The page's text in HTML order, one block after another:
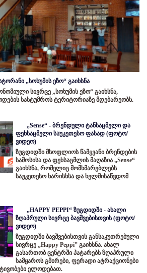
„სოხუმის ეზო“ გაიხსნა
სივრცე „სოხუმის ეზო“ გაიხსნა,
სასტუმროს ტერიტორიაზე მდებარეობს.
„Sense“ - ბრენდული ტანსაცმელი და
ფეხსაცმელი საუკეთესო ფასად (ფოტო/
ვიდეო)
ზუგდიდში მსოფლიოს წამყვანი ბრენდების
სამოსისა და ფეხსაცმლის მაღაზია „Sense“
გაიხსნა, რომელიც მომხმარებლებს
საუკეთესო ხარისხსა და ხელმისაწვდომ
„HAPPY PEPPI“ ზუგდიდში - ახალი
ზღაპრული სივრცე ბავშვებისთვის (ფოტო/
ვიდეო)
ზუგდიდში ბავშვებისთვის განსაკუთრებული
სივრცე „Happy Peppi” გაიხსნა. ახალ
გასართობ ცენტრში პატარებს ზღაპრული
სამყაროს გმირები, ფერადი ატრაქციონები
ელოდებათ.